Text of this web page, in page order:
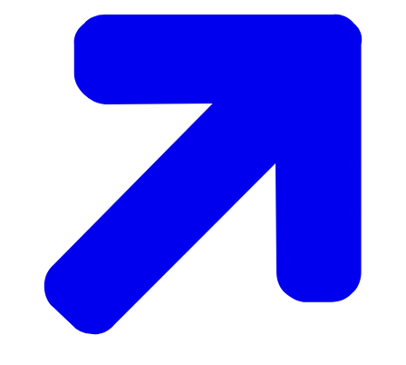
zorgverzekering heeft.
Hoeveel geld u krijgt hangt af van hoeveel u
Voorwaarden
U kunt zorgtoeslag krijgen als u:
• 18 jaar of ouder bent
• In Nederland woont of werkt
• Een Nederlandse zorgverzekering heeft
• Niet te veel inkomen heeft
• Niet te veel vermogen zoals spaargeld heeft
Bekijk alle voorwaarden op de website Toeslagen
van de Belastingdienst.
Klik daar op Zorgtoeslag en daarna op